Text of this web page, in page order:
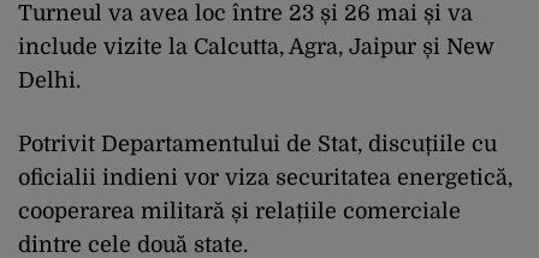
Turneul va avea loc între 23 și 26 mai și va
include vizite la Calcutta, Agra, Jaipur și New
Delhi.
Potrivit Departamentului de Stat, discuțiile cu
oficialii indieni vor viza securitatea energetică,
cooperarea militară și relațiile comerciale
dintre cele două state.